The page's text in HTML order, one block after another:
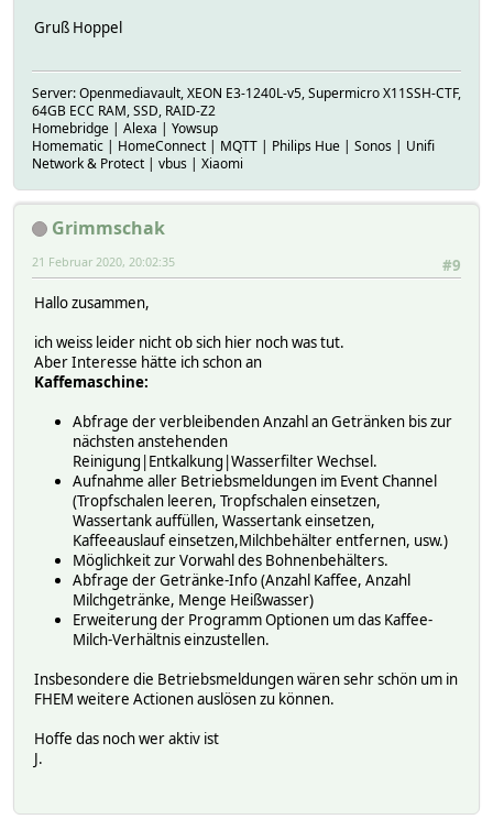
Gruß Hoppel
Server: Openmediavault, XEON E3-1240L-v5, Supermicro X11SSH-CTF,
64GB ECC RAM, SSD, RAID-Z2
Homebridge | Alexa | Yowsup
Homematic | HomeConnect | MQTT | Philips Hue | Sonos | Unifi
Network & Protect | vbus | Xiaomi
Grimmschak
#9
21 Februar 2020, 20:02:35
Hallo zusammen,
ich weiss leider nicht ob sich hier noch was tut.
Aber Interesse hätte ich schon an
Kaffemaschine:
Abfrage der verbleibenden Anzahl an Getränken bis zur
nächsten anstehenden
Reinigung|Entkalkung|Wasserfilter Wechsel.
Aufnahme aller Betriebsmeldungen im Event Channel
(Tropfschalen leeren, Tropfschalen einsetzen,
Wassertank auffüllen, Wassertank einsetzen,
Kaffeeauslauf einsetzen,Milchbehälter entfernen, usw.)
Möglichkeit zur Vorwahl des Bohnenbehälters.
Abfrage der Getränke-Info (Anzahl Kaffee, Anzahl
Milchgetränke, Menge Heißwasser)
Erweiterung der Programm Optionen um das Kaffee-
Milch-Verhältnis einzustellen.
Insbesondere die Betriebsmeldungen wären sehr schön um in
FHEM weitere Actionen auslösen zu können.
Hoffe das noch wer aktiv ist
J.